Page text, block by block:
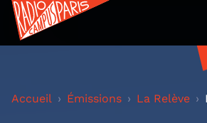
Accueil Émissions La Relève